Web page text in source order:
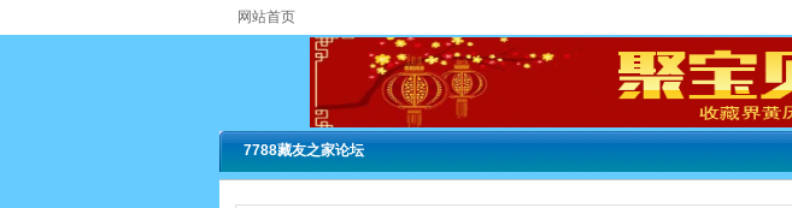
网站首页
7788藏友之家论坛